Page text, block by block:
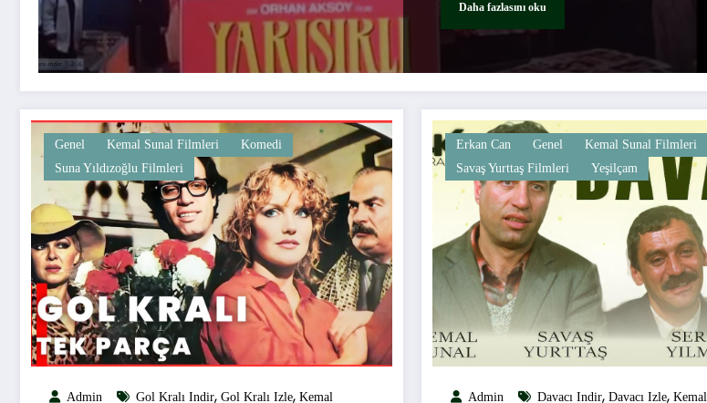
Daha fazlasını oku
Genel Kemal Sunal Filmleri
Komedi
Suna Yıldızoğlu Filmleri
Admin Gol Kralı Indir, Gol Kralı Izle, Kemal
Erkan Can Genel Kemal Sunal Filmleri
Savaş Yurttaş Filmleri
Yeşilçam
Admin Davacı Indir, Davacı Izle,